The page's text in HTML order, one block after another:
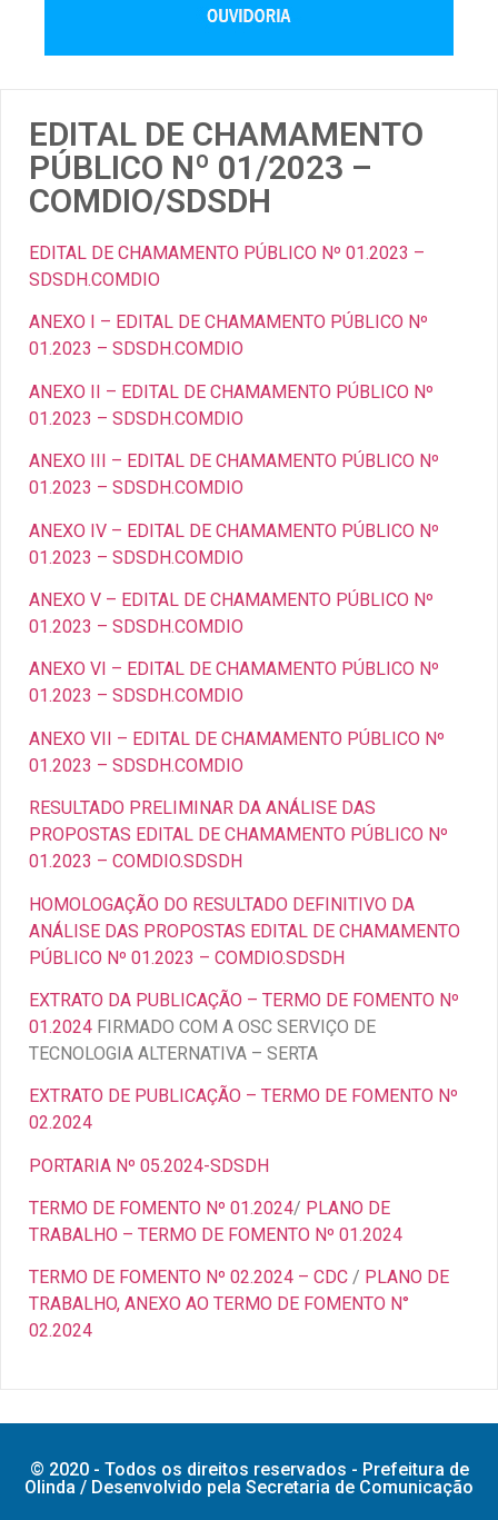
EDITAL DE CHAMAMENTO
PÚBLICO Nº 01/2023 –
COMDIO/SDSDH
EDITAL DE CHAMAMENTO PÚBLICO Nº 01.2023 –
SDSDH.COMDIO
ANEXO I – EDITAL DE CHAMAMENTO PÚBLICO Nº
01.2023 – SDSDH.COMDIO
ANEXO II – EDITAL DE CHAMAMENTO PÚBLICO Nº
01.2023 – SDSDH.COMDIO
ANEXO III – EDITAL DE CHAMAMENTO PÚBLICO Nº
01.2023 – SDSDH.COMDIO
ANEXO IV – EDITAL DE CHAMAMENTO PÚBLICO Nº
01.2023 – SDSDH.COMDIO
ANEXO V – EDITAL DE CHAMAMENTO PÚBLICO Nº
01.2023 – SDSDH.COMDIO
ANEXO VI – EDITAL DE CHAMAMENTO PÚBLICO Nº
01.2023 – SDSDH.COMDIO
ANEXO VII – EDITAL DE CHAMAMENTO PÚBLICO Nº
01.2023 – SDSDH.COMDIO
RESULTADO PRELIMINAR DA ANÁLISE DAS
PROPOSTAS EDITAL DE CHAMAMENTO PÚBLICO Nº
01.2023 – COMDIO.SDSDH
HOMOLOGAÇÃO DO RESULTADO DEFINITIVO DA
ANÁLISE DAS PROPOSTAS EDITAL DE CHAMAMENTO
PÚBLICO Nº 01.2023 – COMDIO.SDSDH
EXTRATO DA PUBLICAÇÃO – TERMO DE FOMENTO Nº
01.2024 FIRMADO COM A OSC SERVIÇO DE
TECNOLOGIA ALTERNATIVA – SERTA
EXTRATO DE PUBLICAÇÃO – TERMO DE FOMENTO Nº
02.2024
PORTARIA Nº 05.2024-SDSDH
TERMO DE FOMENTO Nº 01.2024/ PLANO DE
TRABALHO – TERMO DE FOMENTO Nº 01.2024
TERMO DE FOMENTO Nº 02.2024 – CDC / PLANO DE
TRABALHO, ANEXO AO TERMO DE FOMENTO N°
02.2024
© 2020 - Todos os direitos reservados - Prefeitura de
Olinda / Desenvolvido pela Secretaria de Comunicação